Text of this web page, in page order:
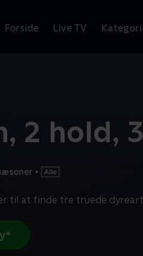
Forside Live TV
2 hold,
•
til at finde tre truede